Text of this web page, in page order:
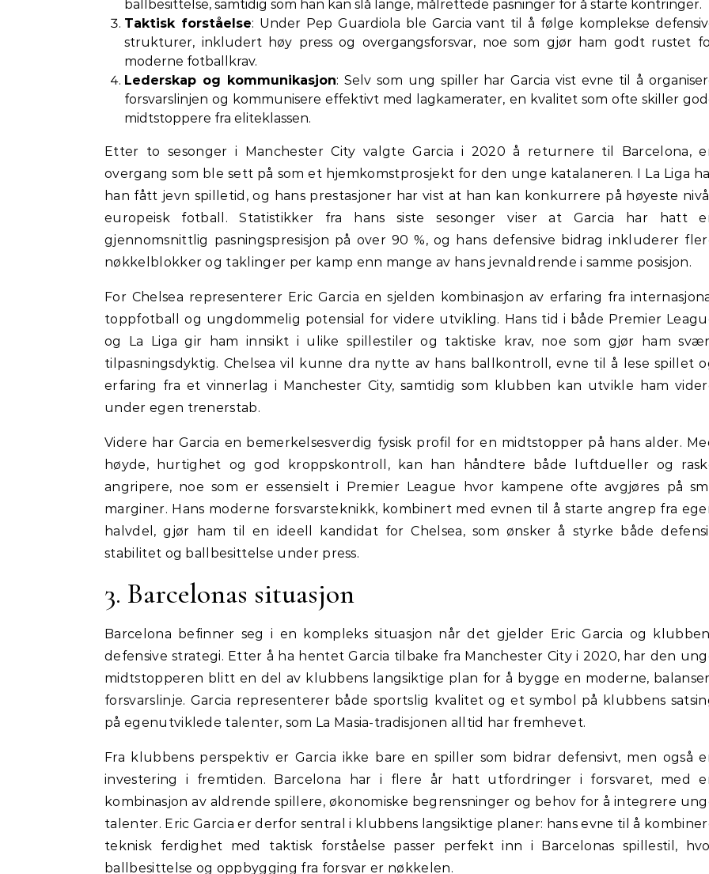
ballbesittelse, samtidig som han kan slå lange, målrettede pasninger for å starte kontringer.
Taktisk forståelse: Under Pep Guardiola ble Garcia vant til å følge komplekse
strukturer, inkludert høy press og overgangsforsvar, noe som gjør ham godt rustet
moderne fotballkrav.
Lederskap og kommunikasjon: Selv som ung spiller har Garcia vist evne til å
forsvarslinjen og kommunisere effektivt med lagkamerater, en kvalitet som ofte skiller
midtstoppere fra eliteklassen.
Etter to sesonger i Manchester City valgte Garcia i 2020 å returnere til Barcelona,
overgang som ble sett på som et hjemkomstprosjekt for den unge katalaneren. I La Liga
han fått jevn spilletid, og hans prestasjoner har vist at han kan konkurrere på høyeste
europeisk fotball. Statistikker fra hans siste sesonger viser at Garcia har hatt
gjennomsnittlig pasningspresisjon på over 90 %, og hans defensive bidrag inkluderer
nøkkelblokker og taklinger per kamp enn mange av hans jevnaldrende i samme posisjon.
For Chelsea representerer Eric Garcia en sjelden kombinasjon av erfaring fra
toppfotball og ungdommelig potensial for videre utvikling. Hans tid i både Premier
og La Liga gir ham innsikt i ulike spillestiler og taktiske krav, noe som gjør ham
tilpasningsdyktig. Chelsea vil kunne dra nytte av hans ballkontroll, evne til å lese spillet
erfaring fra et vinnerlag i Manchester City, samtidig som klubben kan utvikle ham
under egen trenerstab.
Videre har Garcia en bemerkelsesverdig fysisk profil for en midtstopper på hans alder.
høyde, hurtighet og god kroppskontroll, kan han håndtere både luftdueller og
angripere, noe som er essensielt i Premier League hvor kampene ofte avgjøres på
marginer. Hans moderne forsvarsteknikk, kombinert med evnen til å starte angrep fra
halvdel, gjør ham til en ideell kandidat for Chelsea, som ønsker å styrke både
stabilitet og ballbesittelse under press.
3. Barcelonas situasjon
Barcelona befinner seg i en kompleks situasjon når det gjelder Eric Garcia og
defensive strategi. Etter å ha hentet Garcia tilbake fra Manchester City i 2020, har den
midtstopperen blitt en del av klubbens langsiktige plan for å bygge en moderne,
forsvarslinje. Garcia representerer både sportslig kvalitet og et symbol på klubbens
på egenutviklede talenter, som La Masia-tradisjonen alltid har fremhevet.
Fra klubbens perspektiv er Garcia ikke bare en spiller som bidrar defensivt, men også
investering i fremtiden. Barcelona har i flere år hatt utfordringer i forsvaret, med
kombinasjon av aldrende spillere, økonomiske begrensninger og behov for å integrere
talenter. Eric Garcia er derfor sentral i klubbens langsiktige planer: hans evne til å
teknisk ferdighet med taktisk forståelse passer perfekt inn i Barcelonas spillestil,
ballbesittelse og oppbygging fra forsvar er nøkkelen.